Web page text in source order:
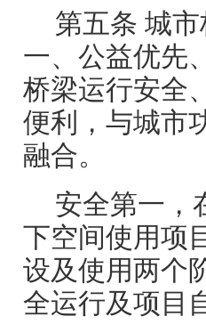
第五条 城
一、公益优先
桥梁运行安全
便利，与城市
融合。
安全第一，
下空间使用项
设及使用两个
全运行及项目